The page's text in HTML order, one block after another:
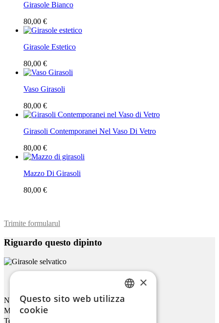
Girasole Bianco
80,00 €
Girasole Estetico
80,00 €
Vaso Girasoli
80,00 €
Girasoli Contemporanei Nel Vaso Di Vetro
80,00 €
Mazzo Di Girasoli
80,00 €
Trimite formularul
Riguardo questo dipinto
Girasole Selvatico
Nome
Mail
Telefono
×
Questo sito web utilizza
cookie